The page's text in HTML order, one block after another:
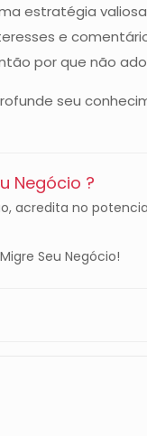
estratégia
e
por que não
seu
Negócio ?
acredita no
Seu Negócio!